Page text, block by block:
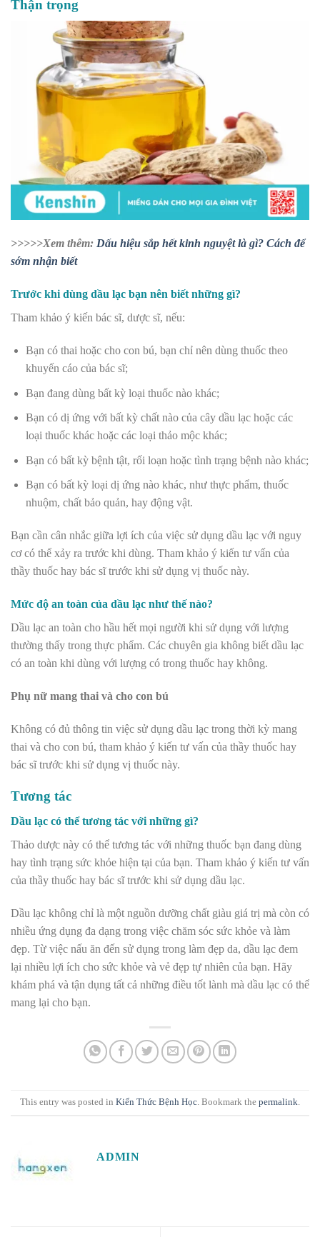
Thận trọng
>>>>>Xem thêm: Dấu hiệu sắp hết kinh nguyệt là gì? Cách để
sớm nhận biết
Trước khi dùng dầu lạc bạn nên biết những gì?
Tham khảo ý kiến bác sĩ, dược sĩ, nếu:
Bạn có thai hoặc cho con bú, bạn chỉ nên dùng thuốc theo
khuyến cáo của bác sĩ;
Bạn đang dùng bất kỳ loại thuốc nào khác;
Bạn có dị ứng với bất kỳ chất nào của cây dầu lạc hoặc các
loại thuốc khác hoặc các loại thảo mộc khác;
Bạn có bất kỳ bệnh tật, rối loạn hoặc tình trạng bệnh nào khác;
Bạn có bất kỳ loại dị ứng nào khác, như thực phẩm, thuốc
nhuộm, chất bảo quản, hay động vật.
Bạn cần cân nhắc giữa lợi ích của việc sử dụng dầu lạc với nguy
cơ có thể xảy ra trước khi dùng. Tham khảo ý kiến tư vấn của
thầy thuốc hay bác sĩ trước khi sử dụng vị thuốc này.
Mức độ an toàn của dầu lạc như thế nào?
Dầu lạc an toàn cho hầu hết mọi người khi sử dụng với lượng
thường thấy trong thực phẩm. Các chuyên gia không biết dầu lạc
có an toàn khi dùng với lượng có trong thuốc hay không.
Phụ nữ mang thai và cho con bú
Không có đủ thông tin việc sử dụng dầu lạc trong thời kỳ mang
thai và cho con bú, tham khảo ý kiến tư vấn của thầy thuốc hay
bác sĩ trước khi sử dụng vị thuốc này.
Tương tác
Dầu lạc có thể tương tác với những gì?
Thảo dược này có thể tương tác với những thuốc bạn đang dùng
hay tình trạng sức khỏe hiện tại của bạn. Tham khảo ý kiến tư vấn
của thầy thuốc hay bác sĩ trước khi sử dụng dầu lạc.
Dầu lạc không chỉ là một nguồn dưỡng chất giàu giá trị mà còn có
nhiều ứng dụng đa dạng trong việc chăm sóc sức khỏe và làm
đẹp. Từ việc nấu ăn đến sử dụng trong làm đẹp da, dầu lạc đem
lại nhiều lợi ích cho sức khỏe và vẻ đẹp tự nhiên của bạn. Hãy
khám phá và tận dụng tất cả những điều tốt lành mà dầu lạc có thể
mang lại cho bạn.
This entry was posted in Kiến Thức Bệnh Học. Bookmark the permalink.
ADMIN